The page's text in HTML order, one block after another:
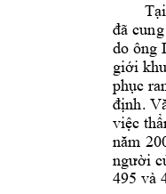
đã
do ông
giới
phục
định.
việc
năm
người
495 và